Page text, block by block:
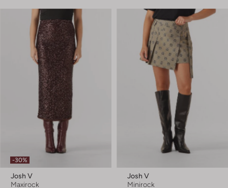
-30%
Josh V
Maxirock
Josh V
Minirock